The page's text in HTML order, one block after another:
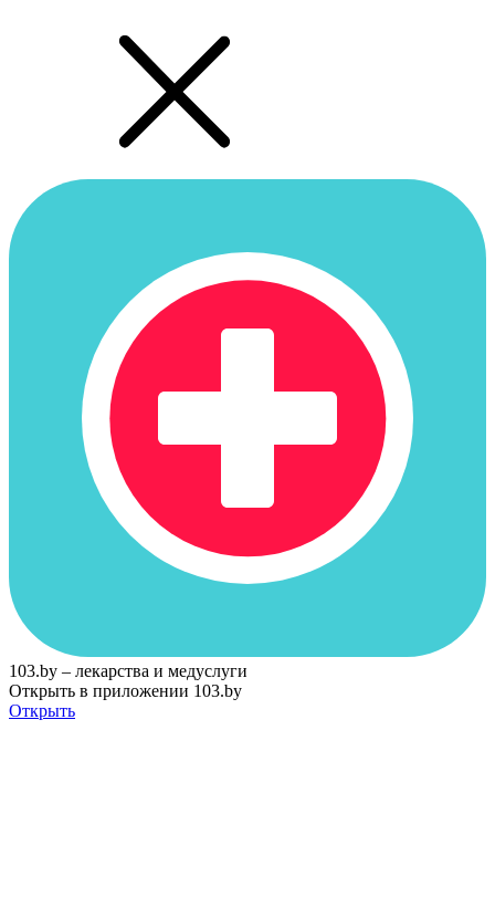
103.by – лекарства и медуслуги
Открыть в приложении 103.by
Открыть